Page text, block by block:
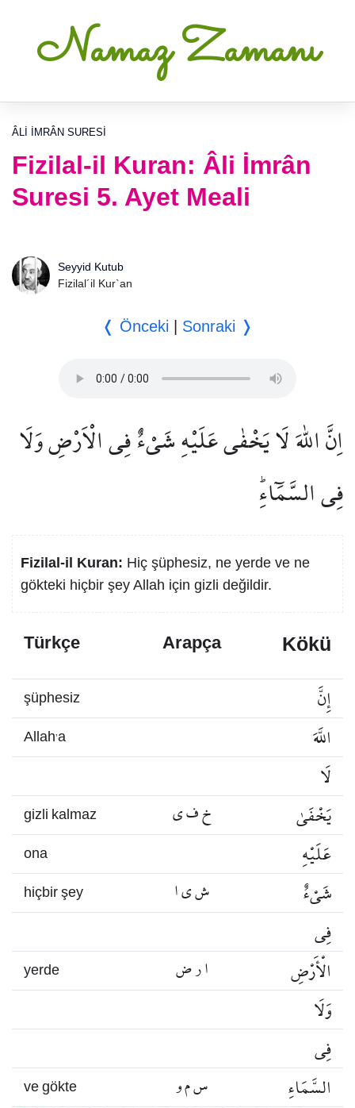
Namaz Zamanı
ÂLI İMRÂN SURESI
Fizilal-il Kuran: Âli İmrân
Suresi 5. Ayet Meali
Seyyid Kutub
Fizilal´il Kur`an
❬ Önceki Sonraki ❭
اِنَّ اللّٰهَ لَا يَخْفٰى عَلَيْهِ شَيْءٌ فِي الْاَرْضِ وَلَا
فِي السَّمَٓاءِۜ
Fizilal-il Kuran: Hiç şüphesiz, ne yerde ve ne
gökteki hiçbir şey Allah için gizli değildir.
Türkçe Arapça Kökü
şüphesiz إِنَّ
Allah’a
اللَّهَ
لَا
gizli kalmaz خ ف ي يَخْفَىٰ
ona عَلَيْهِ
hiçbir şey ش ي ا
شَيْءٌ
فِي
yerde ا ر ض
الْأَرْضِ
وَلَا
فِي
ve gökte س م و السَّمَاءِ